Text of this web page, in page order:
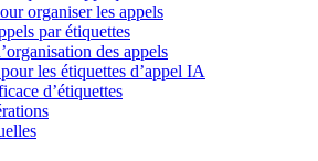
organiser les appels
par étiquettes
des appels
les étiquettes d’appel IA
d’étiquettes